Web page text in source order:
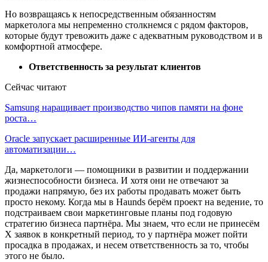
Но возвращаясь к непосредственным обязанностям
маркетолога мы непременно столкнемся с рядом факторов,
которые будут тревожить даже с адекватным руководством и в
комфортной атмосфере.
Ответственность за результат клиентов
Сейчас читают
Samsung наращивает производство чипов памяти на фоне
роста…
Oracle запускает расширенные ИИ‑агенты для
автоматизации…
Да, маркетологи — помощники в развитии и поддержании
жизнеспособности бизнеса. И хотя они не отвечают за
продажи напрямую, без их работы продавать может быть
просто некому. Когда мы в Haunds берём проект на ведение, то
подстраиваем свои маркетинговые планы под годовую
стратегию бизнеса партнёра. Мы знаем, что если не принесём
Х заявок в конкретный период, то у партнёра может пойти
просадка в продажах, и несем ответственность за то, чтобы
этого не было.